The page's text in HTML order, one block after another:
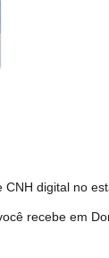
digital no
recebe em